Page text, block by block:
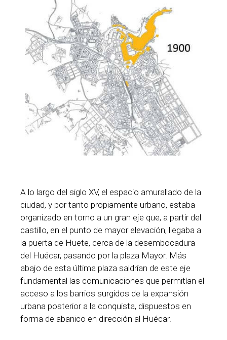
A lo largo del siglo XV, el espacio amurallado de la
ciudad, y por tanto propiamente urbano, estaba
organizado en torno a un gran eje que, a partir del
castillo, en el punto de mayor elevación, llegaba a
la puerta de Huete, cerca de la desembocadura
del Huécar, pasando por la plaza Mayor. Más
abajo de esta última plaza saldrían de este eje
fundamental las comunicaciones que permitían el
acceso a los barrios surgidos de la expansión
urbana posterior a la conquista, dispuestos en
forma de abanico en dirección al Huécar.